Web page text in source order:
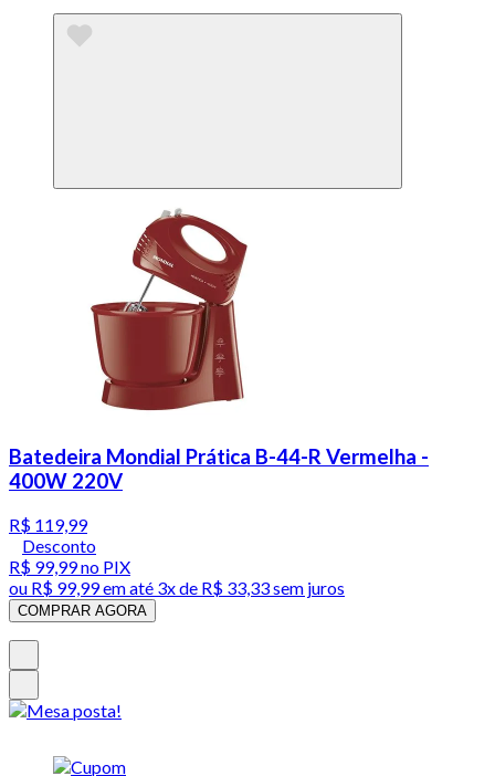
Batedeira Mondial Prática B-44-R Vermelha -
400W 220V
R$ 119,99
Desconto
R$ 99,99no PIX
ou R$ 99,99em até 3x de R$ 33,33 sem juros
COMPRAR AGORA